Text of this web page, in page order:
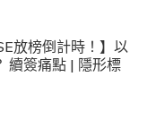
放榜倒計時！】以
續簽痛點 | 隱形標